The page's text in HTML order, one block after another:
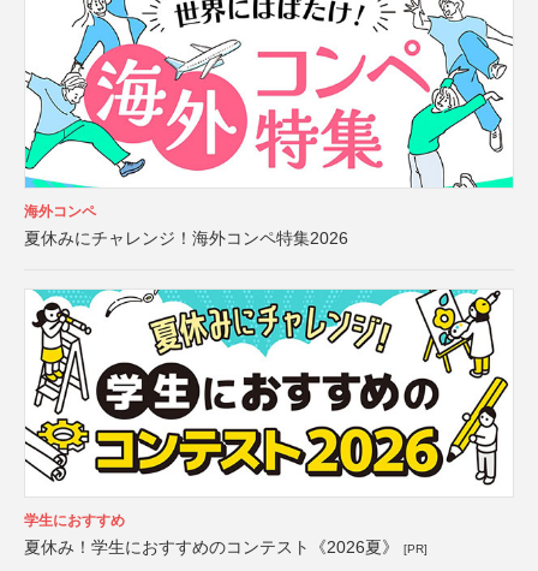
海外コンペ
夏休みにチャレンジ！海外コンペ特集2026
学生におすすめ
夏休み！学生におすすめのコンテスト《2026夏》 [PR]